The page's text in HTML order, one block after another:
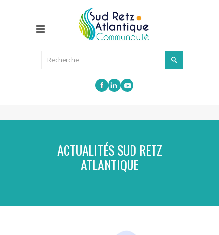
ACTUALITÉS SUD RETZ
ATLANTIQUE